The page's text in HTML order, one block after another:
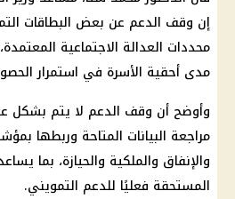
إن وقف الدعم عن بعض البطاقات
محددات العدالة الاجتماعية
مدى أحقية الأسرة في استمرار
وأوضح أن وقف الدعم لا يتم بشكل
مراجعة البيانات المتاحة وربطها
والإنفاق والملكية والحيازة، بما
المستحقة فعليًا للدعم التمويني.